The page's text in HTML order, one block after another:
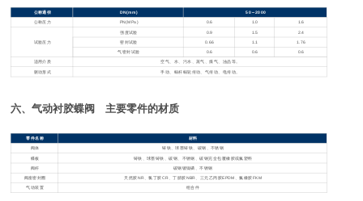
公称通径 DN(mm) 50～2000
公称压力
PN(MPa) 0.6 1.0 1.6
试验压力
强度试验 0.9 1.5
2.4
密封试验
0.66 1.1
1.76
气密封试验
0.6 0.6
0.6
适用介质
空气、水、污水、蒸气、煤气、油品等。
驱动形式
手动、蜗杆蜗轮传动、气传动、电传动。
六、气动衬胶蝶阀 主要零件的材质
零件名称
材料
阀体
铸铁、球墨铸铁、碳钢、不锈钢
蝶板
铸铁、球墨铸铁、碳钢、不锈钢、碳钢完全包覆橡胶或氟塑料
阀杆
碳钢镀镍磷、不锈钢
阀座密封圈
天然胶NR、氯丁胶CR、丁腈胶NBR、三元乙丙胶EPDM、氟橡胶FKM
气动装置
组合件